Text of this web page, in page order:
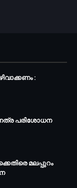
:
പരിശോധന
മലപ്പുറം